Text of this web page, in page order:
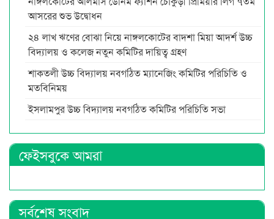
আসরের শুভ উদ্বোধন
২৪ লাখ ঋণের বোঝা নিয়ে নাঙ্গলকোটের বাদশা মিয়া আদর্শ উচ্চ
বিদ্যালয় ও কলেজ নতুন কমিটির দায়িত্ব গ্রহণ
শাকতলী উচ্চ বিদ্যালয় নবগঠিত ম্যানেজিং কমিটির পরিচিতি ও
মতবিনিময়
ইসলামপুর উচ্চ বিদ্যালয় নবগঠিত কমিটির পরিচিতি সভা
ফেইসবুকে আমরা
সর্বশেষ সংবাদ